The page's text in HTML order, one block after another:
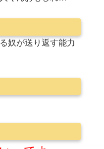
奴が送り返す能力